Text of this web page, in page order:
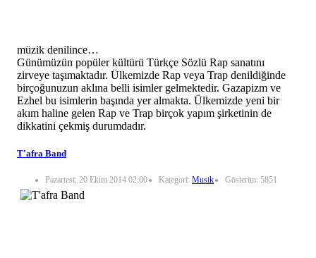
müzik denilince…
Günümüzün popüler kültürü Türkçe Sözlü Rap sanatını
zirveye taşımaktadır. Ülkemizde Rap veya Trap denildiğinde
birçoğunuzun aklına belli isimler gelmektedir. Gazapizm ve
Ezhel bu isimlerin başında yer almakta. Ülkemizde yeni bir
akım haline gelen Rap ve Trap birçok yapım şirketinin de
dikkatini çekmiş durumdadır.
T'afra Band
Pazartesi, 20 Ekim 2014 02:00 Kategori: Musik Gösterim: 5851